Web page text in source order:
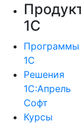
1С
Программы
1С
Решения
1С:Апрель
Софт
Курсы